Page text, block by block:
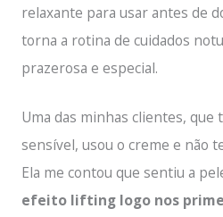
relaxante para usar antes de
torna a rotina de cuidados
prazerosa e especial.
Uma das minhas clientes, que
sensível, usou o creme e não
Ela me contou que sentiu a
efeito lifting logo nos